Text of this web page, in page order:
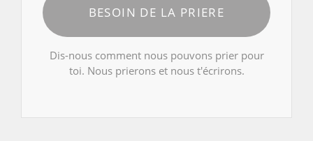
BESOIN DE LA PRIERE
Dis-nous comment nous pouvons prier pour
toi. Nous prierons et nous t'écrirons.